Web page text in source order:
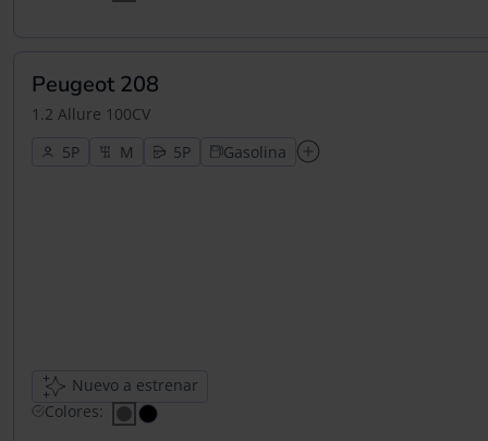
Peugeot 208
1.2 Allure 100CV
5
5 Gasolina
Nuevo a estrenar
Colores: